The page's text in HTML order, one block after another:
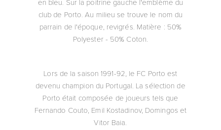
en bleu. Sur la poitrine gauche l'emblème du
club de Porto. Au milieu se trouve le nom du
parrain de l'époque, revigrés. Matière : 50%
Polyester - 50% Coton.
Lors de la saison 1991-92, le FC Porto est
devenu champion du Portugal. La sélection de
Porto était composée de joueurs tels que
Fernando Couto, Emil Kostadinov, Domingos et
Vitor Baia.